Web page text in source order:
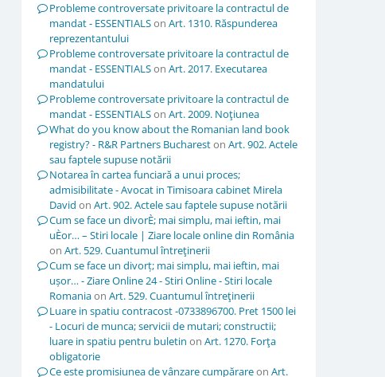
Probleme controversate privitoare la contractul de
mandat - ESSENTIALSon Art. 1310. Răspunderea
reprezentantului
Probleme controversate privitoare la contractul de
mandat - ESSENTIALSon Art. 2017. Executarea
mandatului
Probleme controversate privitoare la contractul de
mandat - ESSENTIALSon Art. 2009. Noţiunea
What do you know about the Romanian land book
registry? - R&R Partners Buchareston Art. 902. Actele
sau faptele supuse notării
Notarea în cartea funciară a unui proces;
admisibilitate - Avocat in Timisoara cabinet Mirela
David on Art. 902. Actele sau faptele supuse notării
Cum se face un divorÈ; mai simplu, mai ieftin, mai
uÈor… – Stiri locale | Ziare locale online din România
on Art. 529. Cuantumul întreţinerii
Cum se face un divorț; mai simplu, mai ieftin, mai
ușor… - Ziare Online 24 - Stiri Online - Stiri locale
Romaniaon Art. 529. Cuantumul întreţinerii
Luare in spatiu contracost -0733896700. Pret 1500 lei
- Locuri de munca; servicii de mutari; constructii;
luare in spatiu pentru buletin on Art. 1270. Forţa
obligatorie
Ce este promisiunea de vânzare cumpărareon Art.